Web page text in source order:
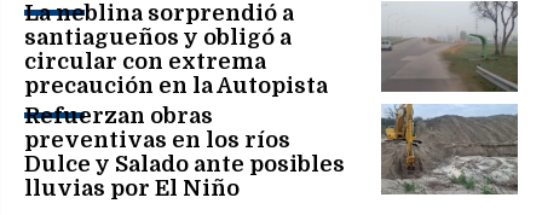
La neblina sorprendió a
santiagueños y obligó a
circular con extrema
precaución en la Autopista
Refuerzan obras
preventivas en los ríos
Dulce y Salado ante posibles
lluvias por El Niño